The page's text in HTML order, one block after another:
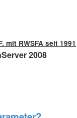
mit RWSFA seit 1991
2008